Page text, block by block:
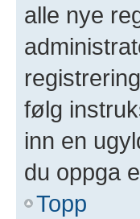
alle nye
følg
inn en
du oppga
Topp